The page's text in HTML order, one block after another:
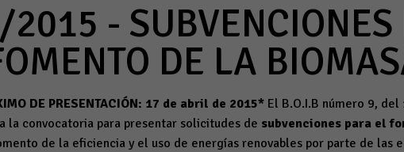
- SUBVENCIONES
DE LA
DE PRESENTACIÓN: 17 de abril de 2015* El B.O.I.B número 9,
la convocatoria para presentar solicitudes de subvenciones para el
de la eficiencia y el uso de energías renovables por parte de las